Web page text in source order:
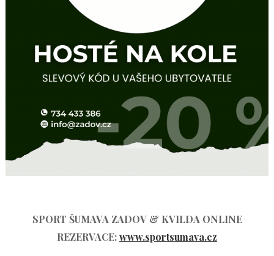
SPORT ŠUMAVA ZADOV & KVILDA ONLINE
REZERVACE:www.sportsumava.cz